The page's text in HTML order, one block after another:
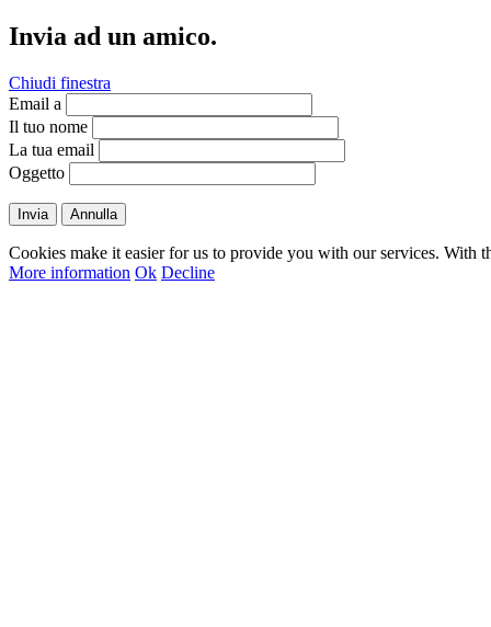
Invia ad un amico.
Chiudi finestra
Email a
Il tuo nome
La tua email
Oggetto
Invia Annulla
Cookies make it easier for us to provide you with our services. With
More information Ok Decline